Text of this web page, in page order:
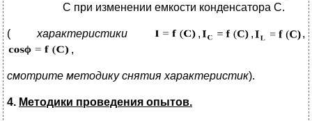
C при изменении емкости конденсатора С.
( характеристики , ,
,
,
смотрите методику снятия характеристик).
4. Методики проведения опытов.